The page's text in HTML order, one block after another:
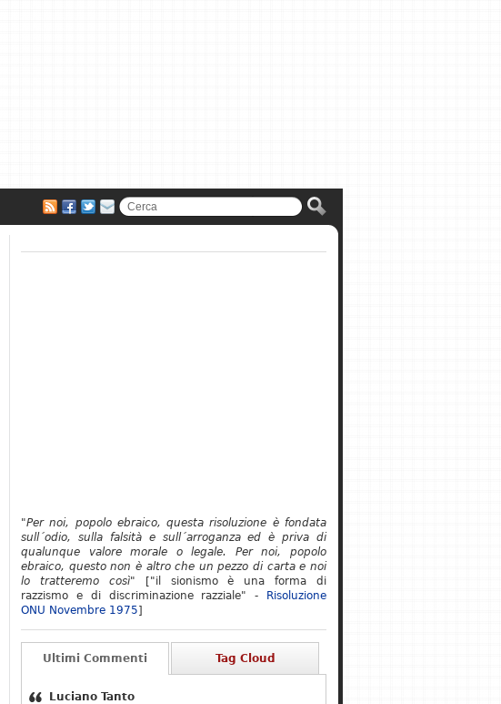
"Per noi, popolo ebraico, questa risoluzione è fondata
sull´odio, sulla falsità e sull´arroganza ed è priva di
qualunque valore morale o legale. Per noi, popolo
ebraico, questo non è altro che un pezzo di carta e noi
lo tratteremo così" ["il sionismo è una forma di
razzismo e di discriminazione razziale" -
Risoluzione
ONU Novembre 1975]
Ultimi Commenti Tag Cloud
Luciano Tanto